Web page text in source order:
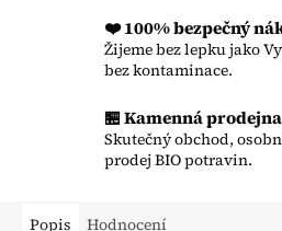
❤️ 100% bezpečný
Žijeme bez lepku jako
bez kontaminace.
🏪 Kamenná
Skutečný obchod,
prodej BIO potravin.
Popis Hodnocení